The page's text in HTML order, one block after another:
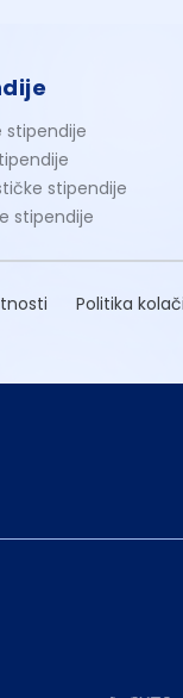
stipendije
stipendije
stipendije
Politika